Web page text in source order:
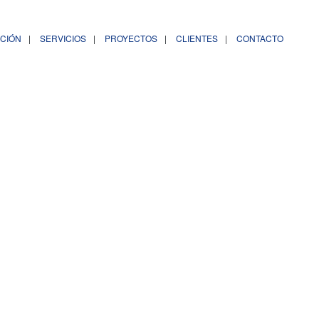
SERVICIOS PROYECTOS CLIENTES CONTACTO